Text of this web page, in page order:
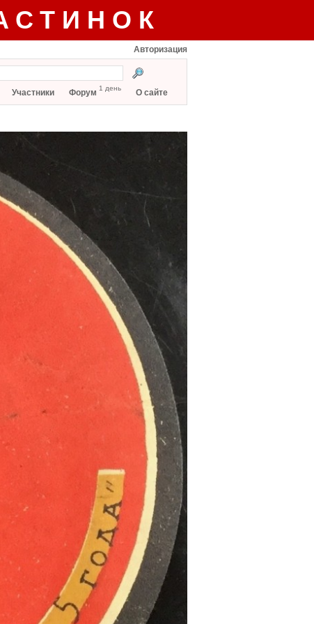
Авторизация
Участники Форум 1 день О сайте